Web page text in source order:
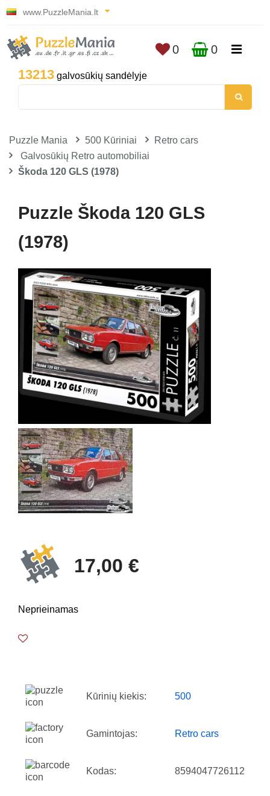
www.PuzzleMania.lt
13213 galvosūkių sandėlyje
0 0
Puzzle Mania 500 Kūriniai
Retro cars
Galvosūkių Retro automobiliai
Škoda 120 GLS (1978)
Puzzle Škoda 120 GLS
(1978)
17,00 €
Neprieinamas
Kūrinių kiekis: 500
Gamintojas: Retro cars
Kodas: 8594047726112